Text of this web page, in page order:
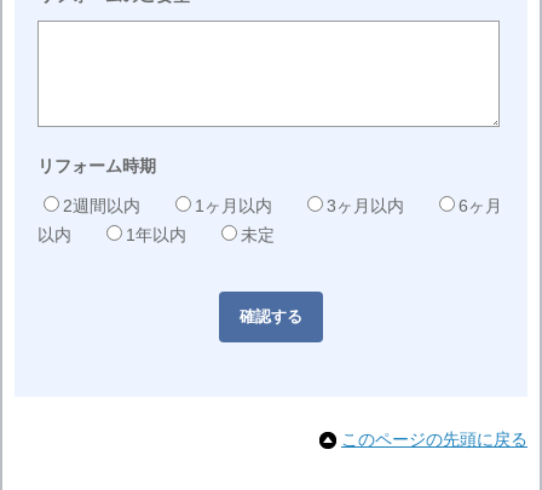
リフォーム時期
2週間以内 1ヶ月以内 3ヶ月以内
6ヶ月
以内
1年以内 未定
このページの先頭に戻る